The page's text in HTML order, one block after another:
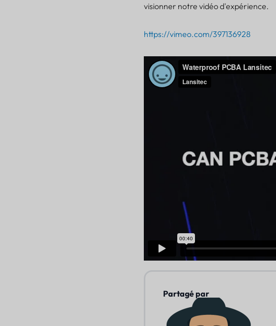
visionner notre vidéo d'expérience.
https://vimeo.com/397136928
Partagé par